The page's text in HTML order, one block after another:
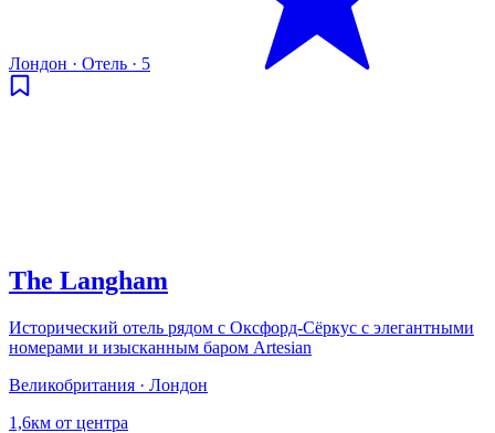
Лондон · Отель · 5
The Langham
Исторический отель рядом с Оксфорд-Сёркус с элегантными
номерами и изысканным баром Artesian
Великобритания · Лондон
1,6км от центра